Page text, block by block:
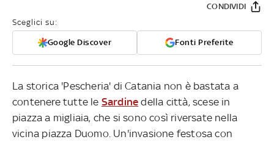
Sceglici su:
Google Discover Fonti Preferite
CONDIVIDI
La storica 'Pescheria' di Catania non è bastata a
contenere tutte le Sardine della città, scese in
piazza a migliaia, che si sono così riversate nella
vicina piazza Duomo. Un'invasione festosa con